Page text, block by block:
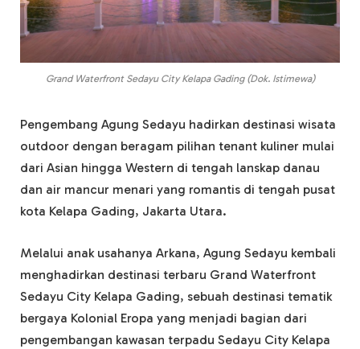
Grand Waterfront Sedayu City Kelapa Gading (Dok. Istimewa)
Pengembang Agung Sedayu hadirkan destinasi wisata
outdoor dengan beragam pilihan tenant kuliner mulai
dari Asian hingga Western di tengah lanskap danau
dan air mancur menari yang romantis di tengah pusat
kota Kelapa Gading, Jakarta Utara.
Melalui anak usahanya Arkana, Agung Sedayu kembali
menghadirkan destinasi terbaru Grand Waterfront
Sedayu City Kelapa Gading, sebuah destinasi tematik
bergaya Kolonial Eropa yang menjadi bagian dari
pengembangan kawasan terpadu Sedayu City Kelapa